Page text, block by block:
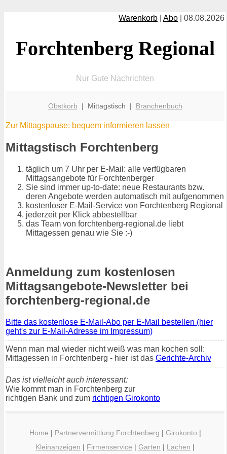
Warenkorb Abo | 08.08.2026
Forchtenberg Regional
Nur Gute Nachrichten
Obstkorb | Mittagstisch | Branchenbuch
Zur Mittagspause: bequem informieren lassen
Mittagstisch Forchtenberg
täglich um 7 Uhr per E-Mail: alle verfügbaren
Mittagsangebote für Forchtenberger
Sie sind immer up-to-date: neue Restaurants bzw.
deren Angebote werden automatisch mit aufgenommen
kostenloser E-Mail-Service von Forchtenberg Regional
jederzeit per Klick abbestellbar
das Team von forchtenberg-regional.de liebt
Mittagessen genau wie Sie :-)
Anmeldung zum kostenlosen
Mittagsangebote-Newsletter bei
forchtenberg-regional.de
Bitte das kostenlose E-Mail-Abo per E-Mail bestellen (hier
geht's zur E-Mail-Adresse im Impressum)
Wenn man mal wieder nicht weiß was man kochen soll:
Mittagessen in Forchtenberg - hier ist das Gerichte-Archiv
Das ist vielleicht auch interessant:
Wie kommt man in Forchtenberg zur
richtigen Bank und zum richtigen Girokonto
Home | Partnervermittlung Forchtenberg | Girokonto |
Kleinanzeigen | Firmenservice | Garten | Lachen |